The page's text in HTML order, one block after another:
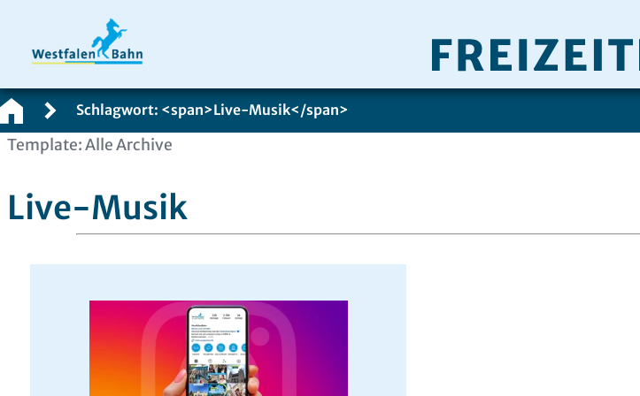
Zum
Schlagwort: <span>Live-Musik</span>
Template: Alle Archive
Live-Musik